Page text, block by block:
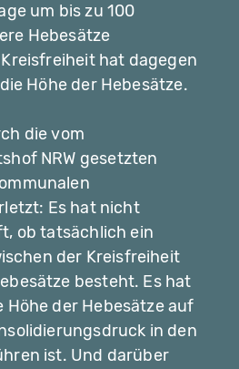
um bis zu 100
Hebesätze
hat dagegen
Höhe der Hebesätze.
die vom
NRW gesetzten
Es hat nicht
ob tatsächlich ein
der Kreisfreiheit
besteht. Es hat
Höhe der Hebesätze auf
in den
ist. Und darüber